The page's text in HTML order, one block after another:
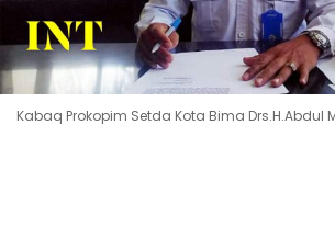
Kabaq Prokopim Setda Kota Bima Drs.H.Abdul